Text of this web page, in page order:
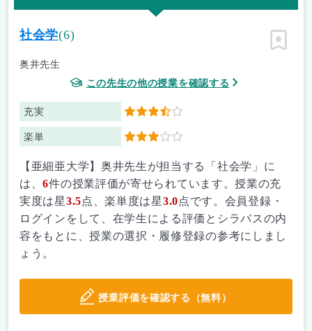
社会学(6)
奥井先生
この先生の他の授業を確認する
充実 3.5
楽単 3
ピン留
【亜細亜大学】奥井先生が担当する「社会学」に
は、6件の授業評価が寄せられています。授業の充
実度は星3.5点、楽単度は星3.0点です。会員登録・
ログインをして、在学生による評価とシラバスの内
容をもとに、授業の選択・履修登録の参考にしまし
ょう。
授業評価を確認する（無料）